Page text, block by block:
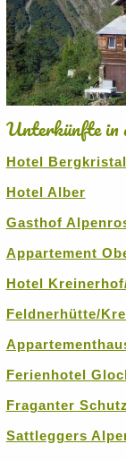
Unterkünfte in
Hotel
Hotel Alber
Gasthof
Appartement
Hotel
Feldnerhütte/
Ferienhotel
Fraganter
Sattleggers